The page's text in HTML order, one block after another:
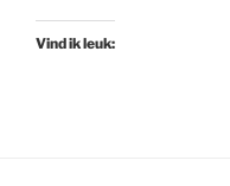
Vind ik leuk: